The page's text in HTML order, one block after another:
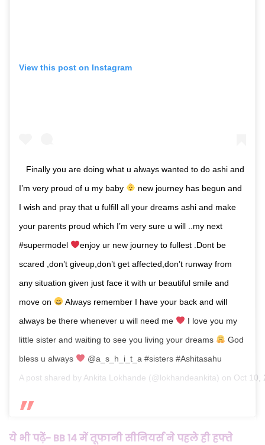
View this post on Instagram
Finally you are doing what u always wanted to do ashi and
I’m very proud of u my baby
new journey has begun and
I wish and pray that u fulfill all your dreams ashi and make
your parents proud which I’m very sure u will ..my next
#supermodel
enjoy ur new journey to fullest .Dont be
scared ,don’t giveup,don’t get affected,don’t runway from
any situation given just face it with ur beautiful smile and
move on
Always remember I have your back and will
always be there whenever u will need me
I love you my
little sister and waiting to see you living your dreams
God
bless u always
@a_s_h_i_t_a #sisters #Ashitasahu
A post shared by Ankita Lokhande (@lokhandeankita) on Oct 10,
ये भी पढ़ें- BB 14 में तूफानी सीनियर्स ने पहले ही हफ्ते